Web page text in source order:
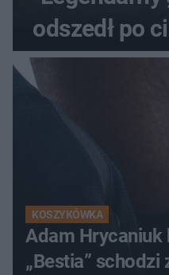
odszedł po
KOSZYKÓWKA
Adam Hrycaniuk
„Bestia”